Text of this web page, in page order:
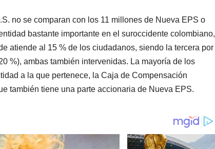
no se comparan con los 11 millones de Nueva EPS o
bastante importante en el suroccidente colombiano,
atiende al 15 % de los ciudadanos, siendo la tercera por
%), ambas también intervenidas. La mayoría de los
a la que pertenece, la Caja de Compensación
también tiene una parte accionaria de Nueva EPS.